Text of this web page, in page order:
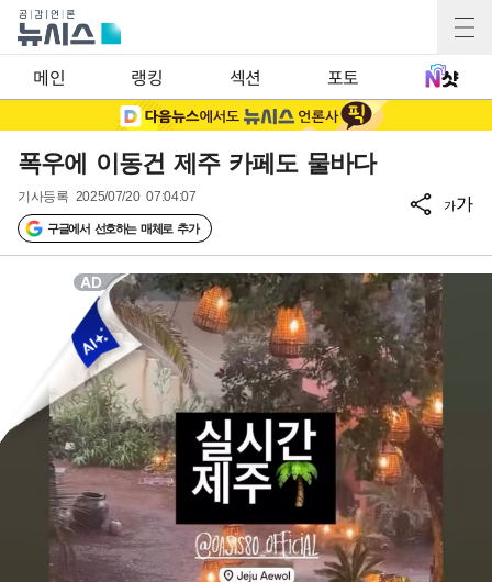
메인 랭킹 섹션 포토
폭우에 이동건 제주 카페도 물바다
기사등록 2025/07/20 07:04:07
구글에서 선호하는 매체로 추가
가가